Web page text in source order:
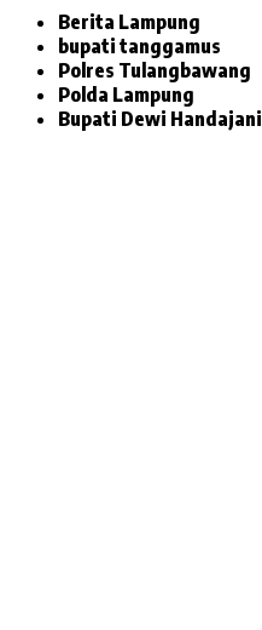
Berita Lampung
bupati tanggamus
Polres Tulangbawang
Polda Lampung
Bupati Dewi Handajani